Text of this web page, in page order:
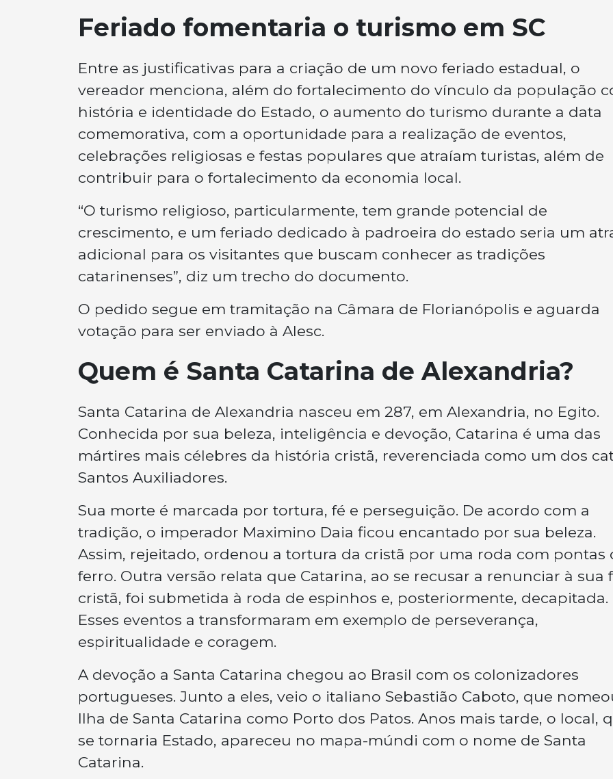
Feriado fomentaria o turismo em SC
Entre as justificativas para a criação de um novo feriado estadual, o
vereador menciona, além do fortalecimento do vínculo da população
história e identidade do Estado, o aumento do turismo durante a data
comemorativa, com a oportunidade para a realização de eventos,
celebrações religiosas e festas populares que atraíam turistas, além de
contribuir para o fortalecimento da economia local.
“O turismo religioso, particularmente, tem grande potencial de
crescimento, e um feriado dedicado à padroeira do estado seria um
adicional para os visitantes que buscam conhecer as tradições
catarinenses”, diz um trecho do documento.
O pedido segue em tramitação na Câmara de Florianópolis e aguarda
votação para ser enviado à Alesc.
Quem é Santa Catarina de Alexandria?
Santa Catarina de Alexandria nasceu em 287, em Alexandria, no Egito.
Conhecida por sua beleza, inteligência e devoção, Catarina é uma das
mártires mais célebres da história cristã, reverenciada como um dos
Santos Auxiliadores.
Sua morte é marcada por tortura, fé e perseguição. De acordo com a
tradição, o imperador Maximino Daia ficou encantado por sua beleza.
Assim, rejeitado, ordenou a tortura da cristã por uma roda com pontas
ferro. Outra versão relata que Catarina, ao se recusar a renunciar à sua
cristã, foi submetida à roda de espinhos e, posteriormente, decapitada.
Esses eventos a transformaram em exemplo de perseverança,
espiritualidade e coragem.
A devoção a Santa Catarina chegou ao Brasil com os colonizadores
portugueses. Junto a eles, veio o italiano Sebastião Caboto, que
Ilha de Santa Catarina como Porto dos Patos. Anos mais tarde, o local,
se tornaria Estado, apareceu no mapa-múndi com o nome de Santa
Catarina.